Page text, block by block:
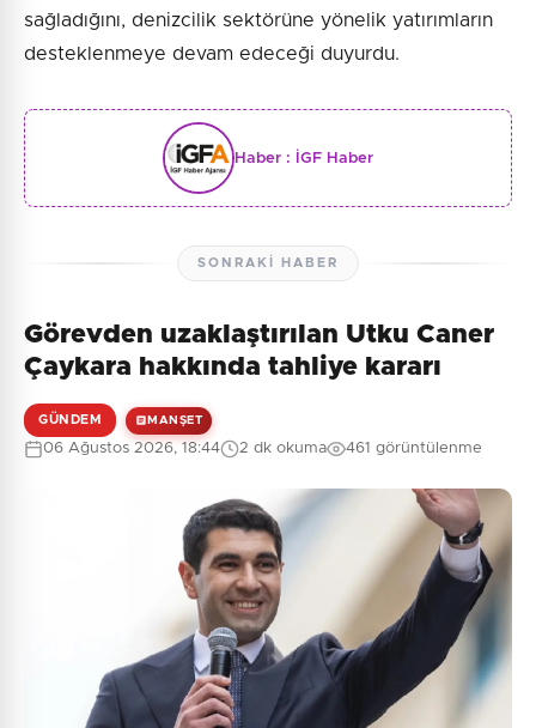
sağladığını, denizcilik sektörüne yönelik yatırımların
desteklenmeye devam edeceği duyurdu.
Haber : İGF Haber
SONRAKI HABER
Görevden uzaklaştırılan Utku Caner
Çaykara hakkında tahliye kararı
GÜNDEM MANŞET
06 Ağustos 2026, 18:44 2 dk okuma 461 görüntülenme